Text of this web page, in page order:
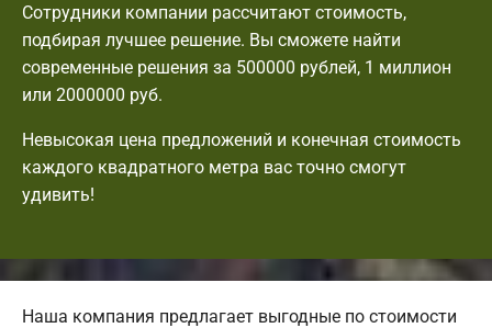
Сотрудники компании рассчитают стоимость,
подбирая лучшее решение. Вы сможете найти
современные решения за 500000 рублей, 1 миллион
или 2000000 руб.
Невысокая цена предложений и конечная стоимость
каждого квадратного метра вас точно смогут
удивить!
Наша компания предлагает выгодные по стоимости